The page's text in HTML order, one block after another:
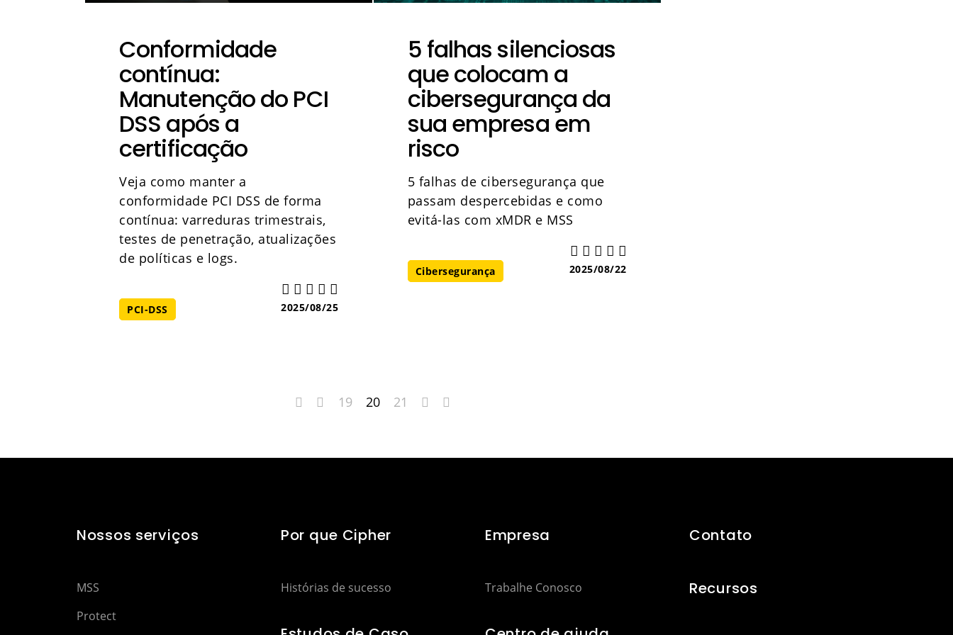
Conformidade
contínua:
Manutenção do PCI
DSS após a
certificação
Veja como manter a
conformidade PCI DSS de forma
contínua: varreduras trimestrais,
testes de penetração, atualizações
de políticas e logs.
PCI-DSS 2025/08/25
5 falhas silenciosas
que colocam a
cibersegurança da
sua empresa em
risco
5 falhas de cibersegurança que
passam despercebidas e como
evitá-las com xMDR e MSS
Cibersegurança 2025/08/22
19 20 21
Nossos serviços
MSS
Protect
Por que Cipher
Histórias de sucesso
Empresa
Trabalhe Conosco
Contato
Recursos